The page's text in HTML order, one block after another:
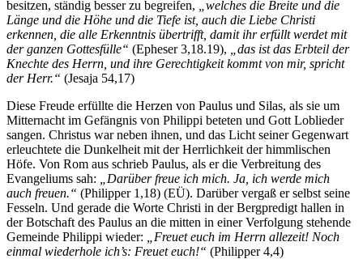
besitzen, ständig besser zu begreifen,
„welches die Breite und die
Länge und die Höhe und die Tiefe ist, auch die Liebe Christi
erkennen, die alle Erkenntnis übertrifft, damit ihr erfüllt werdet mit
der ganzen Gottesfülle“ (Epheser 3,18.19),
„das ist das Erbteil der
Knechte des Herrn, und ihre Gerechtigkeit kommt von mir, spricht
der Herr.“ (Jesaja 54,17)
Diese Freude erfüllte die Herzen von Paulus und Silas, als sie um
Mitternacht im Gefängnis von Philippi beteten und Gott Loblieder
sangen. Christus war neben ihnen, und das Licht seiner Gegenwart
erleuchtete die Dunkelheit mit der Herrlichkeit der himmlischen
Höfe. Von Rom aus schrieb Paulus, als er die Verbreitung des
Evangeliums sah:
„Darüber freue ich mich. Ja, ich werde mich
auch freuen.“ (Philipper 1,18) (EÜ). Darüber vergaß er selbst seine
Fesseln. Und gerade die Worte Christi in der Bergpredigt hallen in
der Botschaft des Paulus an die mitten in einer Verfolgung stehende
Gemeinde Philippi wieder:
„Freuet euch im Herrn allezeit! Noch
einmal wiederhole ich’s: Freuet euch!“ (Philipper 4,4)